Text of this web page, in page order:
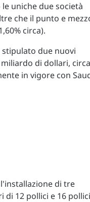
uniche due società
che il punto e
circa).
due nuovi
di dollari, circa
in vigore con
di tre
12 pollici e 16 pollici